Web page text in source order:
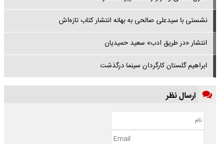
نشستی با سیدعلی صالحی به بهانه انتشار کتاب تازه‌اش
انتشار «در طریق ادب» سعید حمیدیان
ابراهیم گلستان کارگردان سینما درگذشت
ارسال نظر